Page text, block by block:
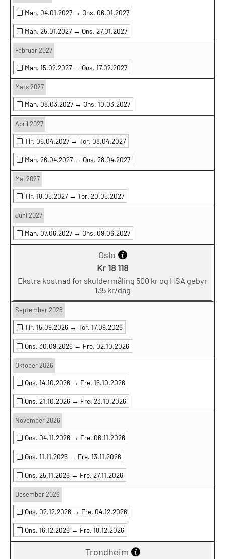
Man. 04.01.2027 → Ons. 06.01.2027
Man. 25.01.2027 → Ons. 27.01.2027
Februar 2027
Man. 15.02.2027 → Ons. 17.02.2027
Mars 2027
Man. 08.03.2027 → Ons. 10.03.2027
April 2027
Tir. 06.04.2027 → Tor. 08.04.2027
Man. 26.04.2027 → Ons. 28.04.2027
Mai 2027
Tir. 18.05.2027 → Tor. 20.05.2027
Juni 2027
Man. 07.06.2027 → Ons. 09.06.2027
Oslo
Kr 18 118
Ekstra kostnad for skuldermåling 500 kr og HSA gebyr
135 kr/dag
September 2026
Tir. 15.09.2026 → Tor. 17.09.2026
Ons. 30.09.2026 → Fre. 02.10.2026
Oktober 2026
Ons. 14.10.2026 → Fre. 16.10.2026
Ons. 21.10.2026 → Fre. 23.10.2026
November 2026
Ons. 04.11.2026 → Fre. 06.11.2026
Ons. 11.11.2026 → Fre. 13.11.2026
Ons. 25.11.2026 → Fre. 27.11.2026
Desember 2026
Ons. 02.12.2026 → Fre. 04.12.2026
Ons. 16.12.2026 → Fre. 18.12.2026
Trondheim